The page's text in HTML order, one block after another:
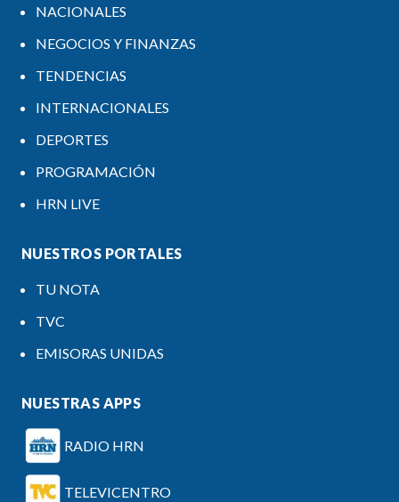
NACIONALES
NEGOCIOS Y FINANZAS
TENDENCIAS
INTERNACIONALES
DEPORTES
PROGRAMACIÓN
HRN LIVE
NUESTROS PORTALES
TU NOTA
TVC
EMISORAS UNIDAS
NUESTRAS APPS
RADIO HRN
TELEVICENTRO